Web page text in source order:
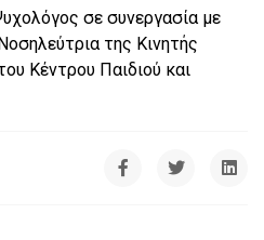
σε συνεργασία με
της Κινητής
Κέντρου Παιδιού και